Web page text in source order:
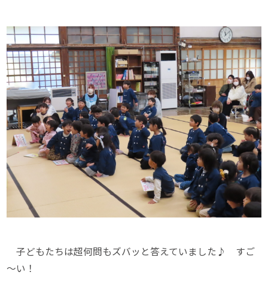
子どもたちは超何問もズバッと答えていました♪ すご
～い！